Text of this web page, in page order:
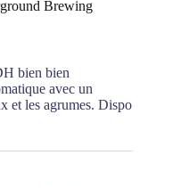
Brewing
bien bien
avec un
et les agrumes. Dispo